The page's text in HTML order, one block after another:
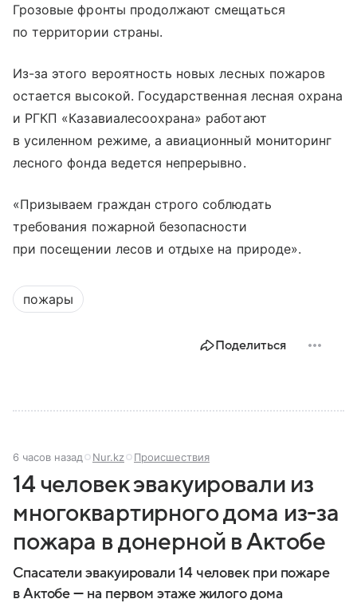
Грозовые фронты продолжают смещаться
по территории страны.
Из-за этого вероятность новых лесных пожаров
остается высокой. Государственная лесная охрана
и РГКП «Казавиалесоохрана» работают
в усиленном режиме, а авиационный мониторинг
лесного фонда ведется непрерывно.
«Призываем граждан строго соблюдать
требования пожарной безопасности
при посещении лесов и отдыхе на природе».
пожары
Поделиться
6 часов назад Nur.kz Происшествия
14 человек эвакуировали из
многоквартирного дома из-за
пожара в донерной в Актобе
Спасатели эвакуировали 14 человек при пожаре
в Актобе — на первом этаже жилого дома